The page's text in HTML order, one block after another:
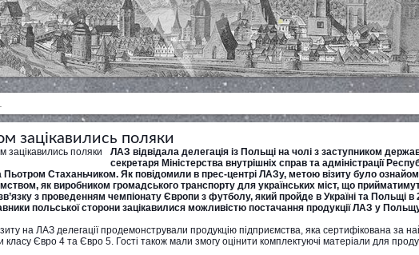
зацікавились поляки
ЛАЗ відвідала делегація із Польщі на чолі з заступником
секретаря Міністерства внутрішніх справ та адміністрації
Стаханьчиком. Як повідомили в прес-центрі ЛАЗу, метою візиту було
як виробником громадського транспорту для українських міст, що
з проведенням чемпіонату Європи з футболу, який пройде в Україні та Польщі в
польської сторони зацікавилися можливістю постачання продукції ЛАЗ у
на ЛАЗ делегації продемонстрували продукцію підприємства, яка сертифікована за
Євро 4 та Євро 5. Гості також мали змогу оцінити комплектуючі матеріали для